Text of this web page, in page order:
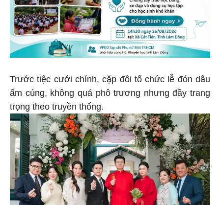
Trước tiệc cưới chính, cặp đôi tổ chức lễ đón dâu
ấm cúng, không quá phô trương nhưng đầy trang
trọng theo truyền thống.